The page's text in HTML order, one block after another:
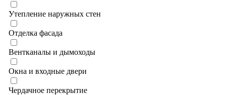
Утепление наружных стен
Отделка фасада
Вентканалы и дымоходы
Окна и входные двери
Чердачное перекрытие